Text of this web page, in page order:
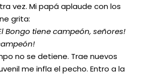
vez. Mi papá aplaude con los
grita:
Bongo tiene campeón, señores!
no se detiene. Trae nuevos
me infla el pecho. Entro a la